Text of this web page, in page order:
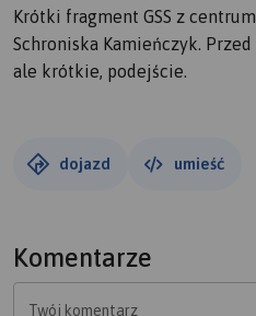
Krótki fragment GSS z
Schroniska Kamieńczyk.
ale krótkie, podejście.
dojazd umieść
Komentarze
Twój komentarz